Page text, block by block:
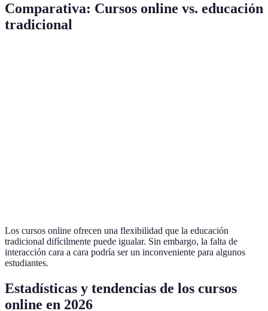
Comparativa: Cursos online vs. educación
tradicional
Los cursos online ofrecen una flexibilidad que la educación
tradicional difícilmente puede igualar. Sin embargo, la falta de
interacción cara a cara podría ser un inconveniente para algunos
estudiantes.
Estadísticas y tendencias de los cursos
online en 2026